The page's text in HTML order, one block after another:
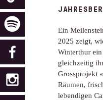
Ein
2025 zeigt,
Winterthur
gleichzeitig
Grossprojekt
Räumen,
lebendigen